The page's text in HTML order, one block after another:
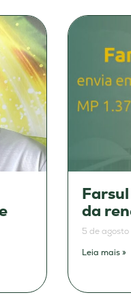
da
5 de
Leia mais »